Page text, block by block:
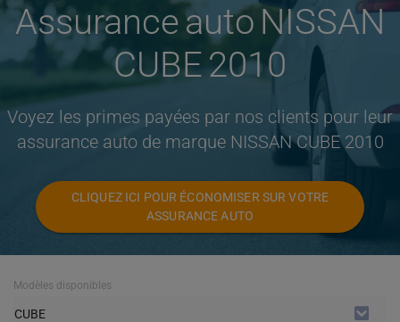
Assurance auto NISSAN
CUBE 2010
Voyez les primes payées par nos clients pour leur
assurance auto de marque NISSAN CUBE 2010
CLIQUEZ ICI POUR ÉCONOMISER SUR VOTRE
ASSURANCE AUTO
Modèles disponibles
CUBE